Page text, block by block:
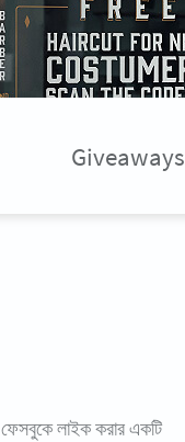
Giveaways
লাইক করার একটি